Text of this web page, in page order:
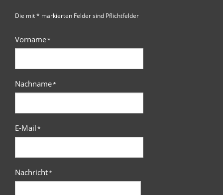
Die mit * markierten Felder sind Pflichtfelder
Vorname*
Nachname*
E-Mail*
Nachricht*